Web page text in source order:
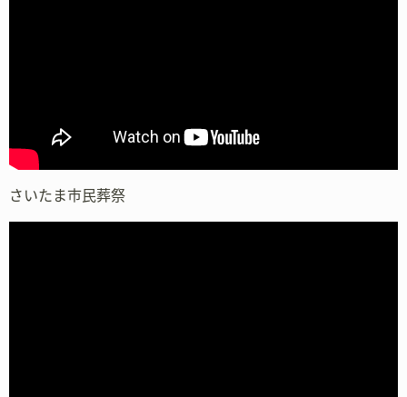
さいたま市民葬祭